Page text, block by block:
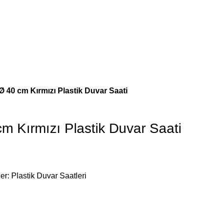
40 cm Kırmızı Plastik Duvar Saati
Kırmızı Plastik Duvar Saati
Plastik Duvar Saatleri